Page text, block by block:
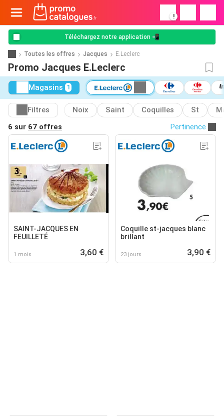
!
Téléchargez notre application 📲
Toutes les offres Jacques E.Leclerc
Promo Jacques E.Leclerc
Magasins 1
Filtres Noix Saint Coquilles St
6 sur 67 offres Pertinence
SAINT-JACQUES EN
FEUILLETÉ
1 mois 3,60 €
Coquille st-jacques blanc
brillant
23 jours 3,90 €